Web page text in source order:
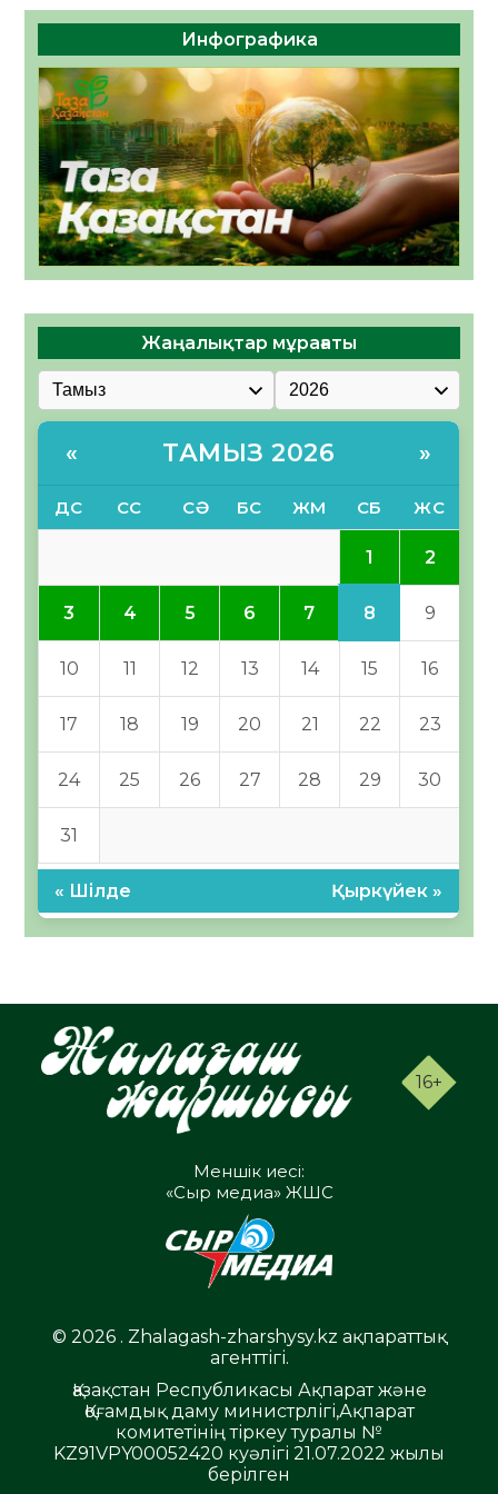
Инфографика
Жаңалықтар мұрағаты
« ТАМЫЗ 2026 »
ДС СС СӘ БС ЖМ СБ ЖС
1 2
3 4 5 6 7 8 9
10 11 12 13 14 15 16
17 18 19 20 21 22 23
24 25 26 27 28 29 30
31
« Шілде Қыркүйек »
16+
Меншік иесі:
«Сыр медиа» ЖШС
© 2026 . Zhalagash-zharshysy.kz ақпараттық
агенттігі.
Қазақстан Республикасы Ақпарат және
Қоғамдық даму министрлігі,Ақпарат
комитетінің тіркеу туралы №
KZ91VPY00052420 куәлігі 21.07.2022 жылы
берілген